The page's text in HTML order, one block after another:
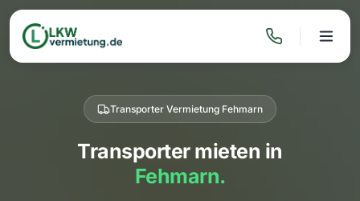
Transporter Vermietung Fehmarn
Transporter mieten in
Fehmarn.